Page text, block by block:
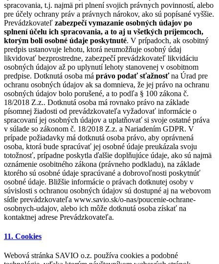
spracovania, t.j. najmä pri plnení svojich právnych povinností, alebo
pre účely ochrany práv a právnych nárokov, ako sú popísané vyššie.
Prevádzkovateľ zabezpečí vymazanie osobných údajov po
splnení účelu ich spracovania, a to aj u všetkých príjemcoch,
ktorým boli osobné údaje poskytnuté. V prípadoch, ak osobitný
predpis ustanovuje lehotu, ktorá neumožňuje osobný údaj
likvidovať bezprostredne, zabezpečí prevádzkovateľ likvidáciu
osobných údajov až po uplynutí lehoty stanovenej v osobitnom
predpise. Dotknutá osoba má právo podať sťažnosťna Úrad pre
ochranu osobných údajov ak sa domnieva, že jej právo na ochranu
osobných údajov bolo porušené, a to podľa § 100 zákona č.
18/2018 Z.z.. Dotknutá osoba má rovnako právo na základe
písomnej žiadosti od prevádzkovateľa vyžadovať informácie o
spracovaní jej osobných údajov a uplatňovať si svoje ostatné práva
v súlade so zákonom č. 18/2018 Z.z. a Nariadením GDPR. V
prípade požiadavky má dotknutá osoba právo, aby oprávnená
osoba, ktorá bude spracúvať jej osobné údaje preukázala svoju
totožnosť, prípadne poskytla ďalšie doplňujúce údaje, ako sú najmä
oznámenie osobitného zákona (právneho podkladu), na základe
ktorého sú osobné údaje spracúvané a dobrovoľnosti poskytnúť
osobné údaje. Bližšie informácie o právach dotknutej osoby v
súvislosti s ochranou osobných údajov sú dostupné aj na webovom
sídle prevádzkovateľa www.savio.sk/o-nas/poucenie-ochrane-
osobnych-udajov, alebo ich môže dotknutá osoba získať na
kontaktnej adrese Prevádzkovateľa.
11. Cookies
Webová stránka SAVIO o.z. používa cookies a podobné